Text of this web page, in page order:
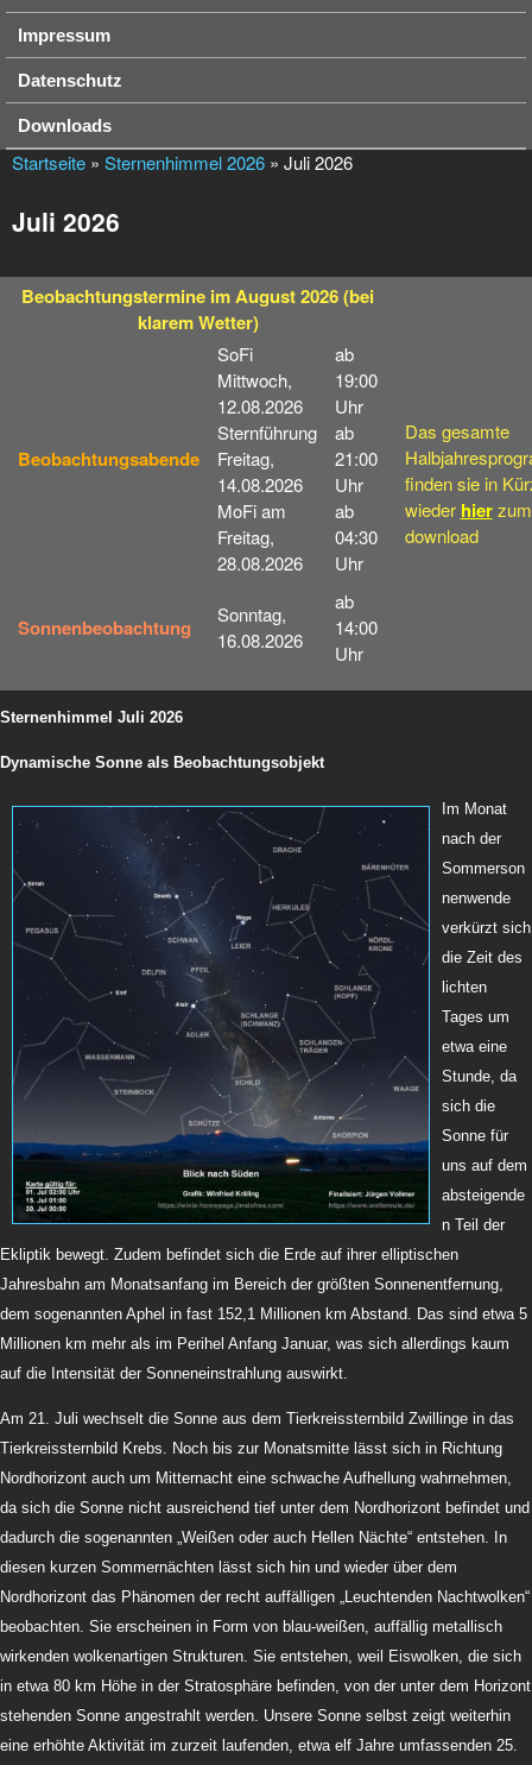
Impressum
Datenschutz
Downloads
Startseite » Sternenhimmel 2026 » Juli 2026
Juli 2026
Beobachtungstermine im August 2026(bei
klarem Wetter)
Beobachtungsabende
SoFi
Mittwoch,
12.08.2026
Sternführung
Freitag,
14.08.2026
MoFi am
Freitag,
28.08.2026
ab
19:00
Uhr
ab
21:00
Uhr
ab
04:30
Uhr
Sonnenbeobachtung
Sonntag,
16.08.2026
ab
14:00
Uhr
Das gesamte
finden sie in
wieder hierzum
download
Sternenhimmel Juli 2026
Dynamische Sonne als Beobachtungsobjekt
Im Monat
nach der
Sommerson
nenwende
verkürzt sich
die Zeit des
lichten
Tages um
etwa eine
Stunde, da
sich die
Sonne für
uns auf dem
absteigende
n Teil der
Ekliptik bewegt. Zudem befindet sich die Erde auf ihrer elliptischen
Jahresbahn am Monatsanfang im Bereich der größten Sonnenentfernung,
dem sogenannten Aphel in fast 152,1 Millionen km Abstand. Das sind etwa 5
Millionen km mehr als im Perihel Anfang Januar, was sich allerdings kaum
auf die Intensität der Sonneneinstrahlung auswirkt.
Am 21. Juli wechselt die Sonne aus dem Tierkreissternbild Zwillinge in das
Tierkreissternbild Krebs. Noch bis zur Monatsmitte lässt sich in Richtung
Nordhorizont auch um Mitternacht eine schwache Aufhellung wahrnehmen,
da sich die Sonne nicht ausreichend tief unter dem Nordhorizont befindet und
dadurch die sogenannten „Weißen oder auch Hellen Nächte“ entstehen. In
diesen kurzen Sommernächten lässt sich hin und wieder über dem
Nordhorizont das Phänomen der recht auffälligen „Leuchtenden Nachtwolken“
beobachten. Sie erscheinen in Form von blau-weißen, auffällig metallisch
wirkenden wolkenartigen Strukturen. Sie entstehen, weil Eiswolken, die sich
in etwa 80 km Höhe in der Stratosphäre befinden, von der unter dem Horizont
stehenden Sonne angestrahlt werden. Unsere Sonne selbst zeigt weiterhin
eine erhöhte Aktivität im zurzeit laufenden, etwa elf Jahre umfassenden 25.